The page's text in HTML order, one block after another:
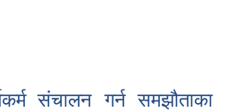
संचालन गर्न समझौताका